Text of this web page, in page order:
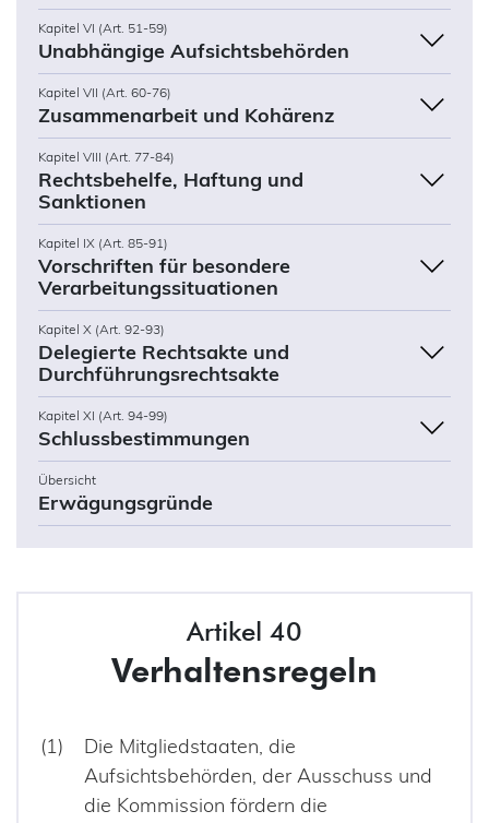
Kapitel VI (Art. 51-59)
Unabhängige Aufsichtsbehörden
Kapitel VII (Art. 60-76)
Zusammenarbeit und Kohärenz
Kapitel VIII (Art. 77-84)
Rechtsbehelfe, Haftung und
Sanktionen
Kapitel IX (Art. 85-91)
Vorschriften für besondere
Verarbeitungssituationen
Kapitel X (Art. 92-93)
Delegierte Rechtsakte und
Durchführungsrechtsakte
Kapitel XI (Art. 94-99)
Schlussbestimmungen
Übersicht
Erwägungsgründe
Artikel 40
Verhaltensregeln
Die Mitgliedstaaten, die
Aufsichtsbehörden, der Ausschuss und
die Kommission fördern die